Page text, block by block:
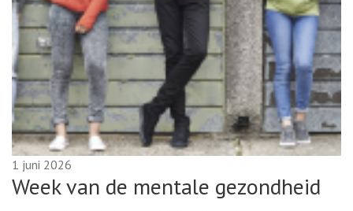
Week van de mentale gezondheid
1 juni 2026